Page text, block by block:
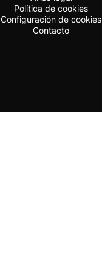
Política de cookies
Configuración de cookies
Contacto